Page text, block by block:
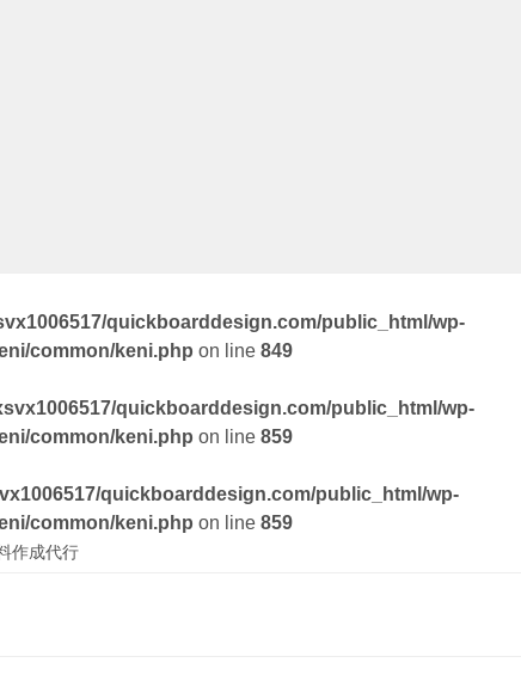
quickboarddesign.com/public_html/wp-
common/keni.php on line 849
quickboarddesign.com/public_html/wp-
common/keni.php on line 859
quickboarddesign.com/public_html/wp-
common/keni.php on line 859
作成代行